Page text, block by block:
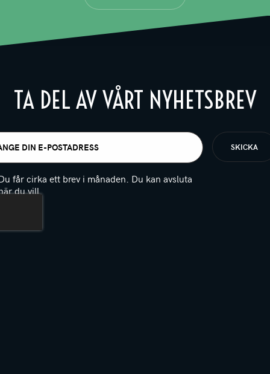
TA DEL AV VÅRT NYHETSBREV
får cirka ett brev i månaden. Du kan avsluta
du vill.